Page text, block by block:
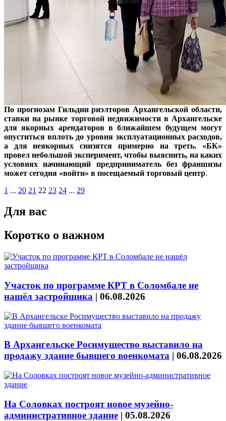
По прогнозам Гильдии риэлторов Архангельской области,
ставки на рынке торговой недвижимости в Архангельске
для якорных арендаторов в ближайшем будущем могут
опуститься вплоть до уровня эксплуатационных расходов,
а для неякорных снизятся примерно на треть. «БК»
провел небольшой эксперимент, чтобы выяснить, на каких
условиях начинающий предприниматель без франшизы
может сегодня «войти» в посещаемый торговый центр.
1 ... 20 21 22 23 24 ... 29
Для вас
Коротко о важном
Участок по программе КРТ в Соломбале не
нашёл застройщика | 06.08.2026
В Архангельске Росимущество выставило на
продажу здание бывшего военкомата | 06.08.2026
На Соловках построят новое музейно-
административное здание | 05.08.2026